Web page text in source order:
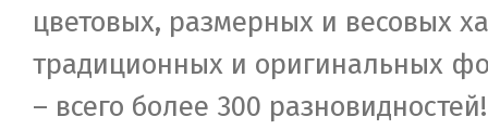
цветовых, размерных и весовых
традиционных и оригинальных
– всего более 300